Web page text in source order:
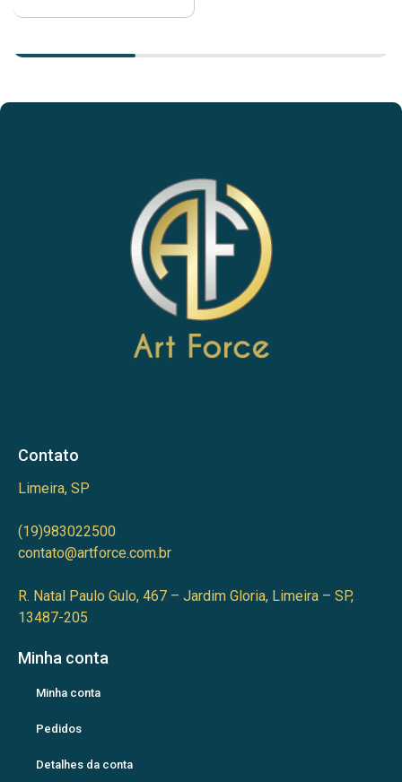
Contato
Limeira, SP
(19)983022500
contato@artforce.com.br
R. Natal Paulo Gulo, 467 – Jardim Gloria, Limeira – SP,
13487-205
Minha conta
Minha conta
Pedidos
Detalhes da conta